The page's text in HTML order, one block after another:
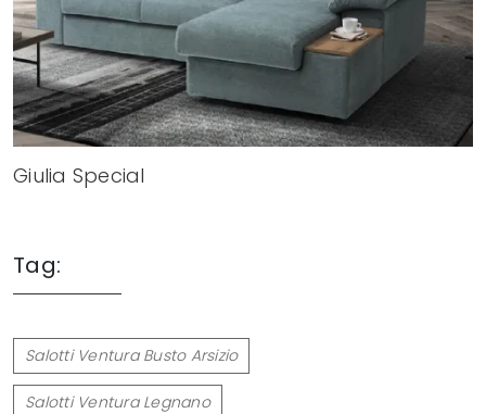
Giulia Special
Tag:
Salotti Ventura Busto Arsizio
Salotti Ventura Legnano